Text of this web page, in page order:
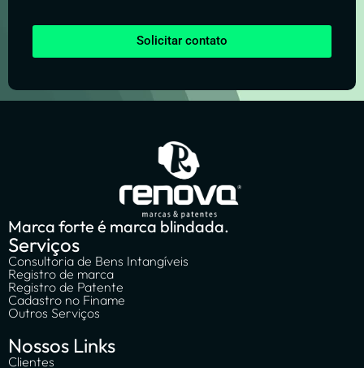
Solicitar contato
Marca forte é marca blindada.
Serviços
Consultoria de Bens Intangíveis
Registro de marca
Registro de Patente
Cadastro no Finame
Outros Serviços
Nossos Links
Clientes